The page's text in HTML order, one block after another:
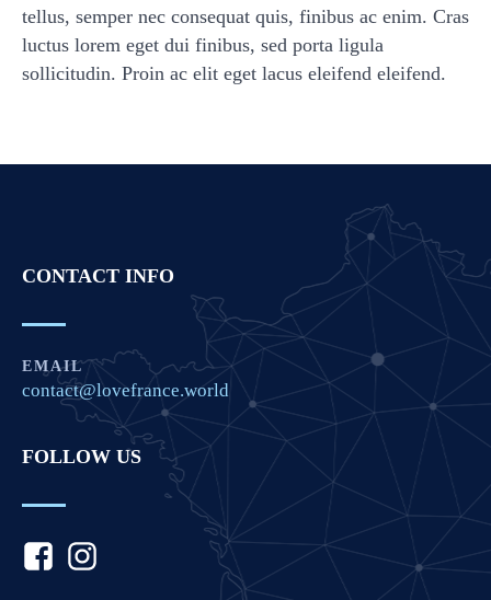
tellus, semper nec consequat quis, finibus ac enim. Cras
luctus lorem eget dui finibus, sed porta ligula
sollicitudin. Proin ac elit eget lacus eleifend eleifend.
CONTACT INFO
EMAIL
contact@lovefrance.world
FOLLOW US